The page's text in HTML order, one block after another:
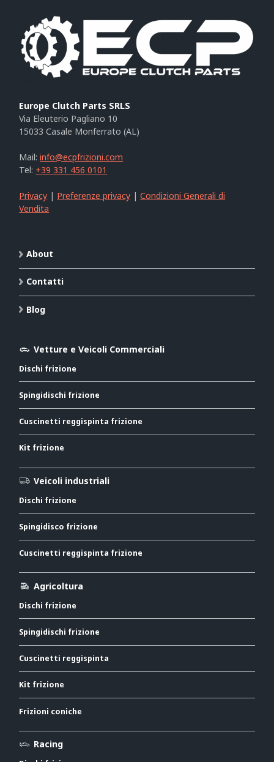
Europe Clutch Parts SRLS
Via Eleuterio Pagliano 10
15033 Casale Monferrato (AL)
Mail:info@ecpfrizioni.com
Tel: +39 331 456 0101
Privacy | Preferenze privacy |Condizioni Generali di
Vendita
About
Contatti
Blog
Vetture e Veicoli Commerciali
Dischi frizione
Spingidischi frizione
Cuscinetti reggispinta frizione
Kit frizione
Veicoli industriali
Dischi frizione
Spingidisco frizione
Cuscinetti reggispinta frizione
Agricoltura
Dischi frizione
Spingidischi frizione
Cuscinetti reggispinta
Kit frizione
Frizioni coniche
Racing